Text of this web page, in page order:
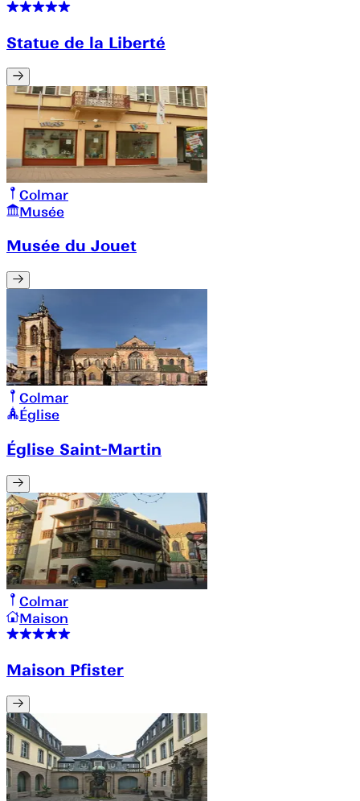
Statue de la Liberté
Colmar
Musée
Musée du Jouet
Colmar
Église
Église Saint-Martin
Colmar
Maison
Maison Pfister